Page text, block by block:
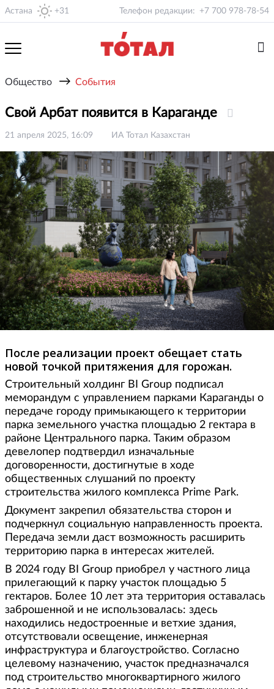
Астана +31 Телефон редакции: +7 700 978-78-54
Общество → События
Свой Арбат появится в Караганде
21 апреля 2025, 16:09 ИА Тотал Казахстан
После реализации проект обещает стать
новой точкой притяжения для горожан.
Строительный холдинг BI Group подписал
меморандум с управлением парками Караганды о
передаче городу примыкающего к территории
парка земельного участка площадью 2 гектара в
районе Центрального парка. Таким образом
девелопер подтвердил изначальные
договоренности, достигнутые в ходе
общественных слушаний по проекту
строительства жилого комплекса Prime Park.
Документ закрепил обязательства сторон и
подчеркнул социальную направленность проекта.
Передача земли даст возможность расширить
территорию парка в интересах жителей.
В 2024 году BI Group приобрел у частного лица
прилегающий к парку участок площадью 5
гектаров. Более 10 лет эта территория оставалась
заброшенной и не использовалась: здесь
находились недостроенные и ветхие здания,
отсутствовали освещение, инженерная
инфраструктура и благоустройство. Согласно
целевому назначению, участок предназначался
под строительство многоквартирного жилого